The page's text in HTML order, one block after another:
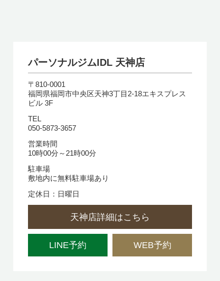
パーソナルジムIDL 天神店
〒810-0001
福岡県福岡市中央区天神3丁目2-18エキスプレス
ビル 3F
TEL
050-5873-3657
営業時間
10時00分～21時00分
駐車場
敷地内に無料駐車場あり
定休日：日曜日
天神店詳細はこちら
LINE予約 WEB予約